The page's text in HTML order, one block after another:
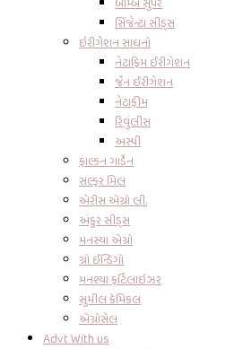
સિંજેન્ટા સીડ્સ
ઇરીગેશન સાધનો
નેટાફિમ ઈરીગેશન
જૈન ઈરીગેશન
નેટાફીમ
રિવુંલીસ
અસ્પી
ફાલ્કન ગાર્ડેન
સલ્ફર મિલ
એરીસ એગ્રો લી.
અંકુર સીડ્સ
મનસ્યા એગ્રો
ગ્રો ઈન્ડિગો
મનશ્યા ફર્ટિલાઇઝર
સુમીલ કેમિકલ
એગ્રોસેલ
Advt With us